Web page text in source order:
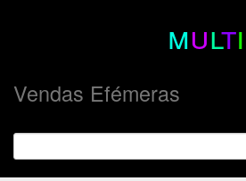
multi
Vendas Efémeras